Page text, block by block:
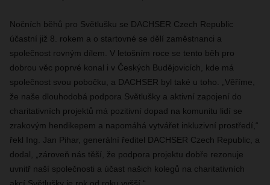
Nočních běhů pro Světlušku se DACHSER Czech Republic
účastní již 8. rokem a o startovné se dělí zaměstnanci a
společnost rovným dílem. V letošním roce se tento běh pro
dobrou věc poprvé konal i v Českých Budějovicích, kde má
společnost svou pobočku, a DACHSER byl také u toho. „Věříme,
že naše dlouhodobá podpora Světlušky a aktivní zapojení do
charitativních projektů má pozitivní dopad na komunitu lidí se
zrakovým hendikepem a napomáhá vytvářet inkluzivní prostředí,“
řekl Ing. Jan Pihar, generální ředitel DACHSER Czech Republic, a
dodal, „zároveň nás těší, že podpora projektu dobře rezonuje
uvnitř naší společnosti a účast našich kolegů na charitativních